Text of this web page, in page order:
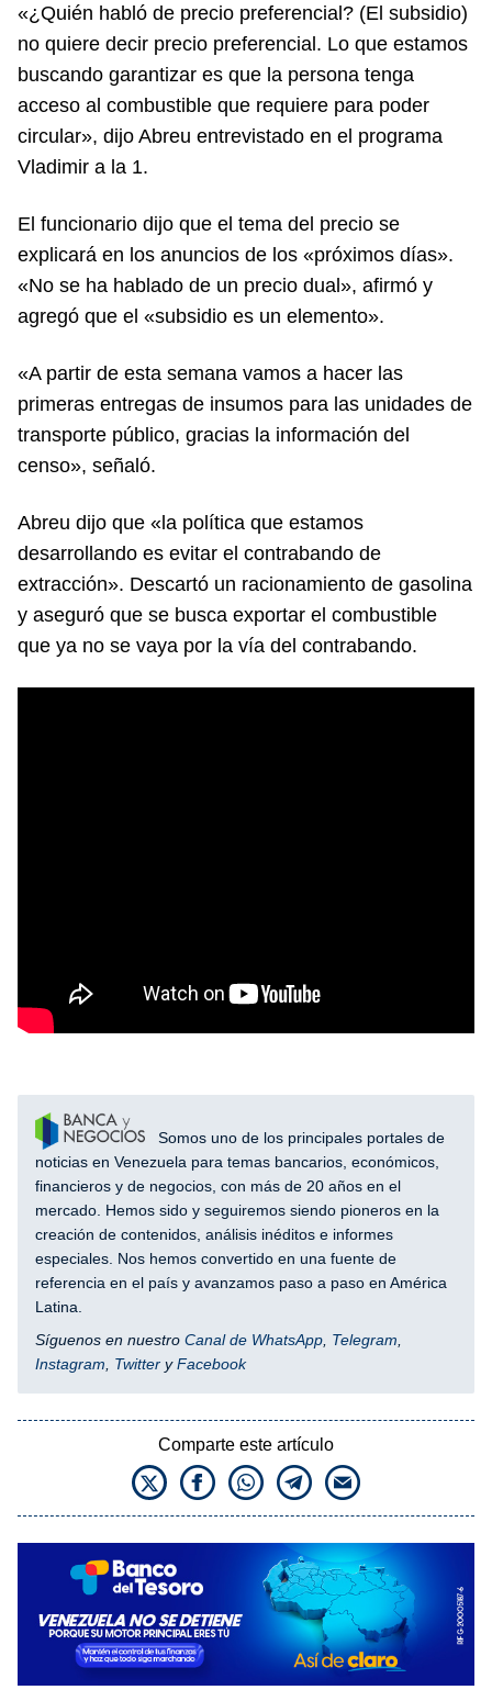
«¿Quién habló de precio preferencial? (El subsidio)
no quiere decir precio preferencial. Lo que estamos
buscando garantizar es que la persona tenga
acceso al combustible que requiere para poder
circular», dijo Abreu entrevistado en el programa
Vladimir a la 1.
El funcionario dijo que el tema del precio se
explicará en los anuncios de los «próximos días».
«No se ha hablado de un precio dual», afirmó y
agregó que el «subsidio es un elemento».
«A partir de esta semana vamos a hacer las
primeras entregas de insumos para las unidades de
transporte público, gracias la información del
censo», señaló.
Abreu dijo que «la política que estamos
desarrollando es evitar el contrabando de
extracción». Descartó un racionamiento de gasolina
y aseguró que se busca exportar el combustible
que ya no se vaya por la vía del contrabando.
Somos uno de los principales portales de
noticias en Venezuela para temas bancarios, económicos,
financieros y de negocios, con más de 20 años en el
mercado. Hemos sido y seguiremos siendo pioneros en la
creación de contenidos, análisis inéditos e informes
especiales. Nos hemos convertido en una fuente de
referencia en el país y avanzamos paso a paso en América
Latina.
Síguenos en nuestro Canal de WhatsApp Telegram
Instagram
Twitter yFacebook
Comparte este artículo